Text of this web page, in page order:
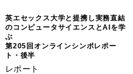
英エセックス大学と提携し実務直結
のコンピュータサイエンスとAIを学
ぶ
第205回オンラインシンポレポー
ト・後半
レポート